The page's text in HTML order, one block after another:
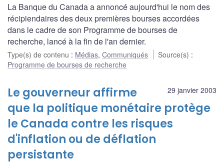
La Banque du Canada a annoncé aujourd'hui le nom des
récipiendaires des deux premières bourses accordées
dans le cadre de son Programme de bourses de
recherche, lancé à la fin de l'an dernier.
Type(s) de contenu : Médias, Communiqués Source(s) :
Programme de bourses de recherche
29 janvier 2003
Le gouverneur affirme
que la politique monétaire protège
le Canada contre les risques
d'inflation ou de déflation
persistante